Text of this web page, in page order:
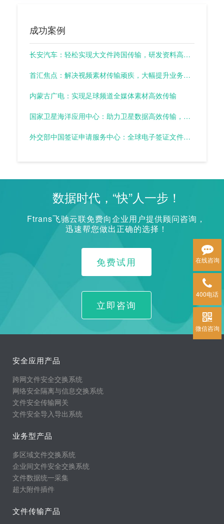
成功案例
长安汽车：轻松实现大文件跨国传输，研发资料高效流转
首汇焦点：解决视频素材传输顽疾，大幅提升业务效率
内蒙古广电：实现足球频道全媒体素材高效传输
国家卫星海洋应用中心：助力卫星数据高效传输，推动卫星应用快速发展
外交部中国签证申请服务中心：全球电子签证文件高效回传
数据时代，“快”人一步！
Ftrans飞驰云联免费向企业用户提供顾问咨询，
迅速帮您做出正确的选择！
免费试用
立即咨询
在线咨询
400电话
微信咨询
安全应用产品
跨网文件安全交换系统
网络安全隔离与信息交换系统
文件安全传输网关
文件安全导入导出系统
业务型产品
多区域文件交换系统
企业间文件安全交换系统
文件数据统一采集
超大附件插件
文件传输产品